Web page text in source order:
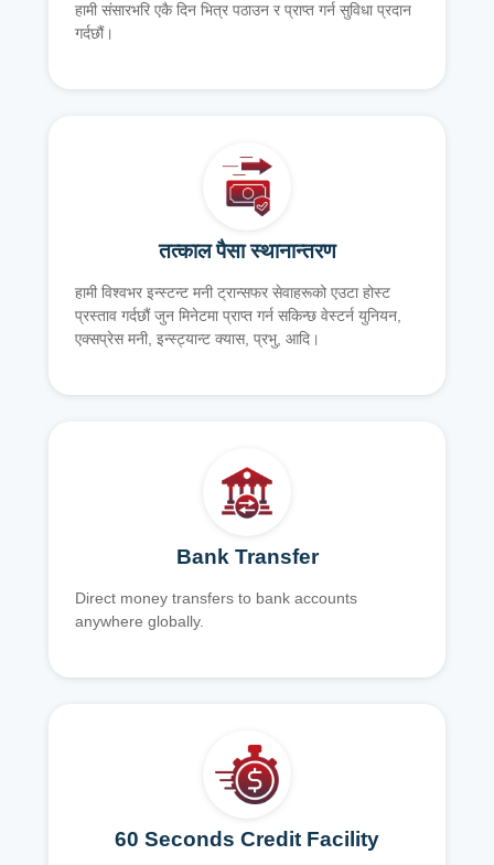
हामी संसारभरि एकै दिन भित्र पठाउन र प्राप्त गर्न सुविधा प्रदान
गर्दछौं।
तत्काल पैसा स्थानान्तरण
हामी विश्वभर इन्स्टन्ट मनी ट्रान्सफर सेवाहरूको एउटा होस्ट
प्रस्ताव गर्दछौं जुन मिनेटमा प्राप्त गर्न सकिन्छ वेस्टर्न युनियन,
एक्सप्रेस मनी, इन्स्ट्यान्ट क्यास, प्रभु, आदि।
Bank Transfer
Direct money transfers to bank accounts
anywhere globally.
60 Seconds Credit Facility